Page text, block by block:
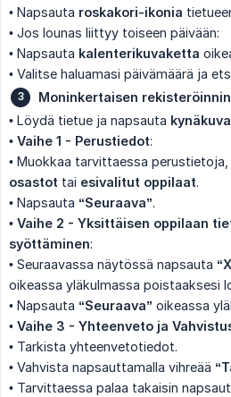
• Napsauta roskakori-ikonia
• Jos lounas liittyy toiseen päivään:
• Napsauta kalenterikuvaketta
• Valitse haluamasi päivämäärä ja
Moninkertaisen
• Löydä tietue ja napsauta
• Vaihe 1 - Perustiedot:
• Muokkaa tarvittaessa perustietoja,
osastot tai esivalitut oppilaat.
• Napsauta “Seuraava”.
• Vaihe 2 - Yksittäisen oppilaan
syöttäminen:
• Seuraavassa näytössä napsauta
oikeassa yläkulmassa poistaaksesi
• Napsauta “Seuraava” oikeassa
• Vaihe 3 - Yhteenveto ja
• Tarkista yhteenvetotiedot.
• Vahvista napsauttamalla vihreää
• Tarvittaessa palaa takaisin